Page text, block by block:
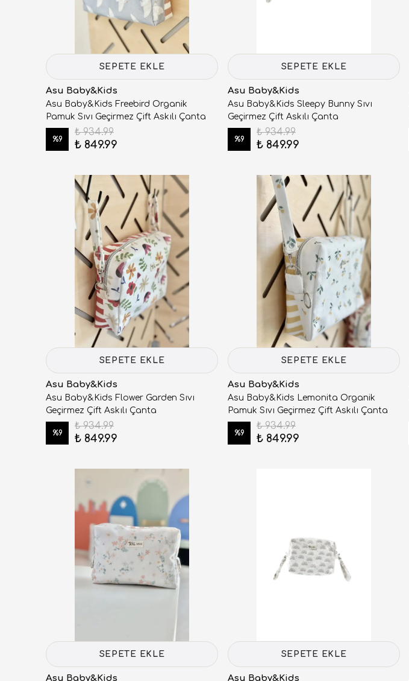
SEPETE EKLE
Asu Baby&Kids
Asu Baby&Kids Freebird Organik
Pamuk Sıvı Geçirmez Çift Askılı Çanta
%9
₺ 934.99
₺ 849.99
SEPETE EKLE
Asu Baby&Kids
Asu Baby&Kids Sleepy Bunny Sıvı
Geçirmez Çift Askılı Çanta
%9
₺ 934.99
₺ 849.99
SEPETE EKLE
Asu Baby&Kids
Asu Baby&Kids Flower Garden Sıvı
Geçirmez Çift Askılı Çanta
%9
₺ 934.99
₺ 849.99
SEPETE EKLE
Asu Baby&Kids
Asu Baby&Kids Lemonita Organik
Pamuk Sıvı Geçirmez Çift Askılı Çanta
%9
₺ 934.99
₺ 849.99
SEPETE EKLE
Asu Baby&Kids
SEPETE EKLE
Asu Baby&Kids